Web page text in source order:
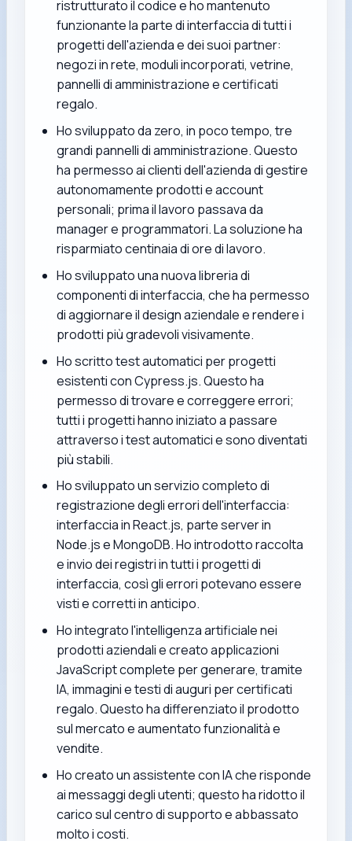
ristrutturato il codice e ho mantenuto
funzionante la parte di interfaccia di tutti i
progetti dell'azienda e dei suoi partner:
negozi in rete, moduli incorporati, vetrine,
pannelli di amministrazione e certificati
regalo.
Ho sviluppato da zero, in poco tempo, tre
grandi pannelli di amministrazione. Questo
ha permesso ai clienti dell'azienda di gestire
autonomamente prodotti e account
personali; prima il lavoro passava da
manager e programmatori. La soluzione ha
risparmiato centinaia di ore di lavoro.
Ho sviluppato una nuova libreria di
componenti di interfaccia, che ha permesso
di aggiornare il design aziendale e rendere i
prodotti più gradevoli visivamente.
Ho scritto test automatici per progetti
esistenti con Cypress.js. Questo ha
permesso di trovare e correggere errori;
tutti i progetti hanno iniziato a passare
attraverso i test automatici e sono diventati
più stabili.
Ho sviluppato un servizio completo di
registrazione degli errori dell'interfaccia:
interfaccia in React.js, parte server in
Node.js e MongoDB. Ho introdotto raccolta
e invio dei registri in tutti i progetti di
interfaccia, così gli errori potevano essere
visti e corretti in anticipo.
Ho integrato l'intelligenza artificiale nei
prodotti aziendali e creato applicazioni
JavaScript complete per generare, tramite
IA, immagini e testi di auguri per certificati
regalo. Questo ha differenziato il prodotto
sul mercato e aumentato funzionalità e
vendite.
Ho creato un assistente con IA che risponde
ai messaggi degli utenti; questo ha ridotto il
carico sul centro di supporto e abbassato
molto i costi.